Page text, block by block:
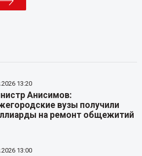
13:20
Анисимов:
вузы получили
на ремонт общежитий
13:00